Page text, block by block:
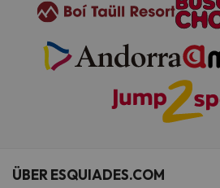
ÜBER ESQUIADES.COM